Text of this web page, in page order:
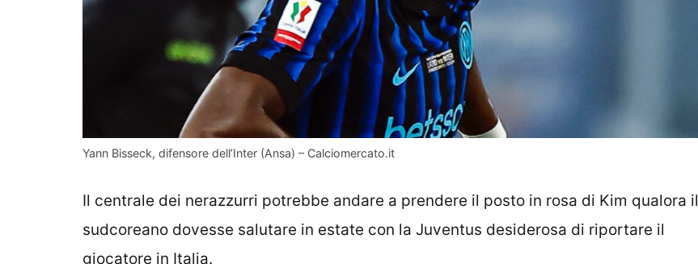
Yann Bisseck, difensore dell’Inter (Ansa) – Calciomercato.it
Il centrale dei nerazzurri potrebbe andare a prendere il posto in rosa di Kim qualora il
sudcoreano dovesse salutare in estate con la Juventus desiderosa di riportare il
giocatore in Italia.